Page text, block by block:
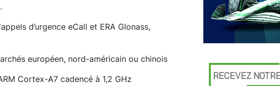
d’urgence eCall et ERA Glonass,
européen, nord-américain ou chinois
Cortex-A7 cadencé à 1,2 GHz
RECEVEZ